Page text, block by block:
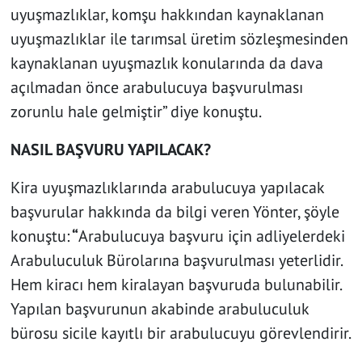
uyuşmazlıklar, komşu hakkından kaynaklanan
uyuşmazlıklar ile tarımsal üretim sözleşmesinden
kaynaklanan uyuşmazlık konularında da dava
açılmadan önce arabulucuya başvurulması
zorunlu hale gelmiştir” diye konuştu.
NASIL BAŞVURU YAPILACAK?
Kira uyuşmazlıklarında arabulucuya yapılacak
başvurular hakkında da bilgi veren Yönter, şöyle
konuştu:“Arabulucuya başvuru için adliyelerdeki
Arabuluculuk Bürolarına başvurulması yeterlidir.
Hem kiracı hem kiralayan başvuruda bulunabilir.
Yapılan başvurunun akabinde arabuluculuk
bürosu sicile kayıtlı bir arabulucuyu görevlendirir.